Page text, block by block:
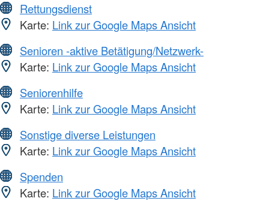
Rettungsdienst
Karte: Link zur Google Maps Ansicht
Senioren -aktive Betätigung/Netzwerk-
Karte: Link zur Google Maps Ansicht
Seniorenhilfe
Karte: Link zur Google Maps Ansicht
Sonstige diverse Leistungen
Karte: Link zur Google Maps Ansicht
Spenden
Karte: Link zur Google Maps Ansicht